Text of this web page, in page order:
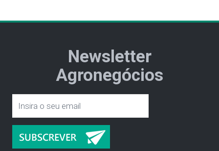
Newsletter
Agronegócios